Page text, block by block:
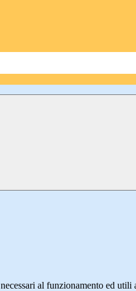
al funzionamento ed utili